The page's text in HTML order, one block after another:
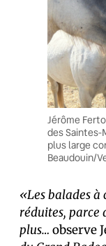
Jérôme
des Saintes-
plus large
Beaudouin/
«Les balades à
réduites, parce
plus… observe